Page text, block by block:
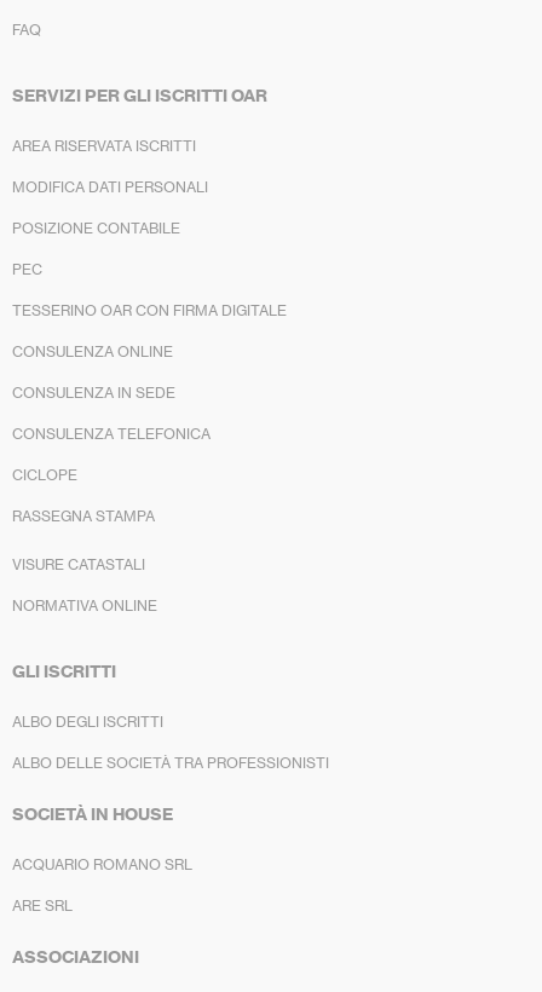
FAQ
SERVIZI PER GLI ISCRITTI OAR
AREA RISERVATA ISCRITTI
MODIFICA DATI PERSONALI
POSIZIONE CONTABILE
PEC
TESSERINO OAR CON FIRMA DIGITALE
CONSULENZA ONLINE
CONSULENZA IN SEDE
CONSULENZA TELEFONICA
CICLOPE
RASSEGNA STAMPA
VISURE CATASTALI
NORMATIVA ONLINE
GLI ISCRITTI
ALBO DEGLI ISCRITTI
ALBO DELLE SOCIETÀ TRA PROFESSIONISTI
SOCIETÀ IN HOUSE
ACQUARIO ROMANO SRL
ARE SRL
ASSOCIAZIONI